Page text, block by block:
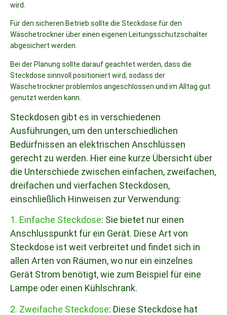
wird.
Für den sicheren Betrieb sollte die Steckdose für den
Wäschetrockner über einen eigenen Leitungsschutzschalter
abgesichert werden.
Bei der Planung sollte darauf geachtet werden, dass die
Steckdose sinnvoll positioniert wird, sodass der
Wäschetrockner problemlos angeschlossen und im Alltag gut
genutzt werden kann.
Steckdosen gibt es in verschiedenen
Ausführungen, um den unterschiedlichen
Bedürfnissen an elektrischen Anschlüssen
gerecht zu werden. Hier eine kurze Übersicht über
die Unterschiede zwischen einfachen, zweifachen,
dreifachen und vierfachen Steckdosen,
einschließlich Hinweisen zur Verwendung:
1. Einfache Steckdose: Sie bietet nur einen
Anschlusspunkt für ein Gerät. Diese Art von
Steckdose ist weit verbreitet und findet sich in
allen Arten von Räumen, wo nur ein einzelnes
Gerät Strom benötigt, wie zum Beispiel für eine
Lampe oder einen Kühlschrank.
2. Zweifache Steckdose: Diese Steckdose hat